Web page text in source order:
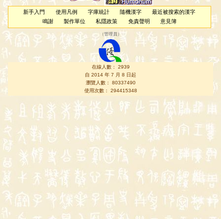
新手入門 使用凡例 字庫統計 隨機漢字
最近被搜索的漢字
鳴謝
製作單位 私隱政策 免責聲明 意見簿
（管理員 ）
在線人數： 2939
自 2014 年 7 月 8 日起
瀏覽人數： 80337490
使用次數： 294415348